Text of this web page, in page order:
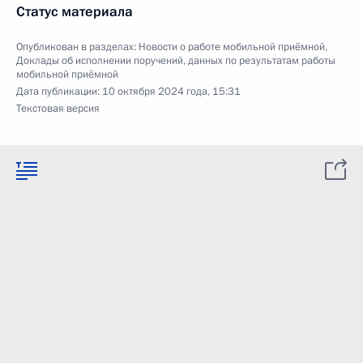
Статус материала
Опубликован в разделах: Новости о работе мобильной приёмной,
Доклады об исполнении поручений, данных по результатам работы
мобильной приёмной
Дата публикации: 10 октября 2024 года, 15:31
Текстовая версия